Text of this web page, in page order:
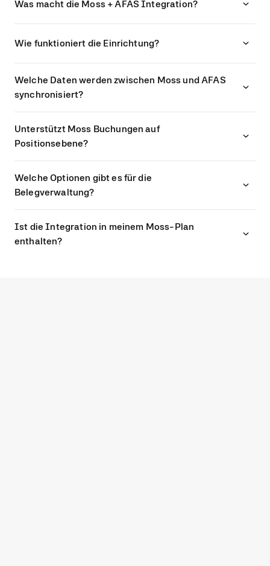
Was macht die Moss + AFAS Integration?
Wie funktioniert die Einrichtung?
Welche Daten werden zwischen Moss und AFAS
synchronisiert?
Unterstützt Moss Buchungen auf
Positionsebene?
Welche Optionen gibt es für die
Belegverwaltung?
Ist die Integration in meinem Moss-Plan
enthalten?